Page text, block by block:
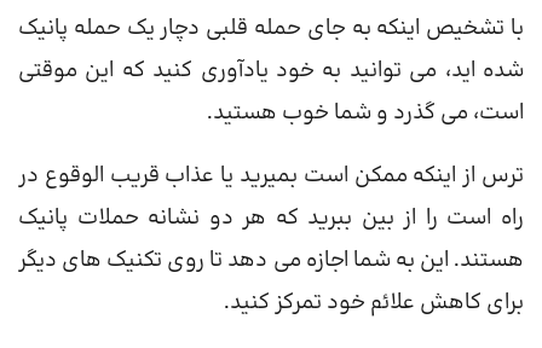
با تشخیص اینکه به جای حمله قلبی دچار یک حمله پانیک
شده اید، می توانید به خود یادآوری کنید که این موقتی
است، می گذرد و شما خوب هستید.
ترس از اینکه ممکن است بمیرید یا عذاب قریب الوقوع در
راه است را از بین ببرید که هر دو نشانه حملات پانیک
هستند. این به شما اجازه می دهد تا روی تکنیک های دیگر
برای کاهش علائم خود تمرکز کنید.